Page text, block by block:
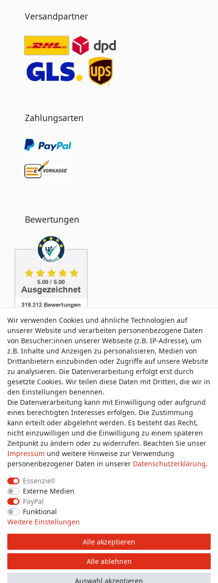
Versandpartner
Zahlungsarten
Bewertungen
Service & Kontakt
Wünschen Sie einen Rückruf?
service@allmyclothes.de
Schreiben Sie uns:
service@allmyclothes.de
Impressum
Widerrufs­recht
© Copyright 2026 allmyclothes.de | Alle Rechte vorbehalten.
Wir verwenden Cookies und ähnliche Technologien auf
unserer Website und verarbeiten personenbezogene Daten
von Besucher:innen unserer Webseite (z.B. IP-Adresse), um
z.B. Inhalte und Anzeigen zu personalisieren, Medien von
Drittanbietern einzubinden oder Zugriffe auf unsere Website
zu analysieren. Die Datenverarbeitung erfolgt erst durch
gesetzte Cookies. Wir teilen diese Daten mit Dritten, die wir in
den Einstellungen benennen.
Die Datenverarbeitung kann mit Einwilligung oder aufgrund
eines berechtigten Interesses erfolgen. Die Zustimmung
kann erteilt oder abgelehnt werden. Es besteht das Recht,
nicht einzuwilligen und die Einwilligung zu einem späteren
Zeitpunkt zu ändern oder zu widerrufen. Beachten Sie unser
Impressum und weitere Hinweise zur Verwendung
personenbezogener Daten in unserer Daten­schutz­erklärung.
Essenziell
Externe Medien
PayPal
Funktional
Weitere Einstellungen
Alle akzeptieren
Alle ablehnen
Auswahl akzeptieren